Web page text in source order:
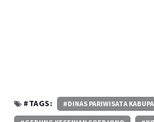
#TAGS: #DINAS PARIWISATA